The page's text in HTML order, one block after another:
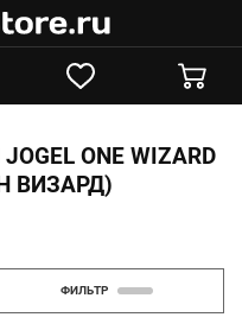
ONE WIZARD
ВИЗАРД)
ФИЛЬТР